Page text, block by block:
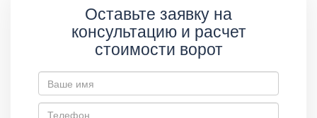
Оставьте заявку на
консультацию и расчет
стоимости ворот